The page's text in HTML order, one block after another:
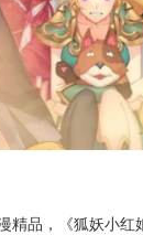
精品，《狐妖小红